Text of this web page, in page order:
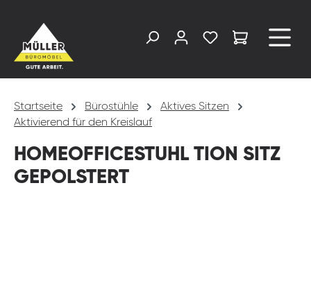
Startseite Bürostühle
Aktives Sitzen
Aktivierend für den Kreislauf
HOMEOFFICESTUHL TION SITZ
GEPOLSTERT